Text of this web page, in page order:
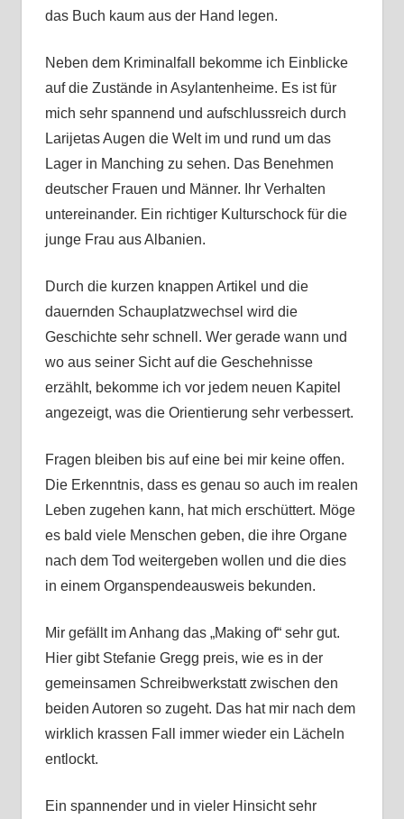
das Buch kaum aus der Hand legen.
Neben dem Kriminalfall bekomme ich Einblicke
auf die Zustände in Asylantenheime. Es ist für
mich sehr spannend und aufschlussreich durch
Larijetas Augen die Welt im und rund um das
Lager in Manching zu sehen. Das Benehmen
deutscher Frauen und Männer. Ihr Verhalten
untereinander. Ein richtiger Kulturschock für die
junge Frau aus Albanien.
Durch die kurzen knappen Artikel und die
dauernden Schauplatzwechsel wird die
Geschichte sehr schnell. Wer gerade wann und
wo aus seiner Sicht auf die Geschehnisse
erzählt, bekomme ich vor jedem neuen Kapitel
angezeigt, was die Orientierung sehr verbessert.
Fragen bleiben bis auf eine bei mir keine offen.
Die Erkenntnis, dass es genau so auch im realen
Leben zugehen kann, hat mich erschüttert. Möge
es bald viele Menschen geben, die ihre Organe
nach dem Tod weitergeben wollen und die dies
in einem Organspendeausweis bekunden.
Mir gefällt im Anhang das „Making of“ sehr gut.
Hier gibt Stefanie Gregg preis, wie es in der
gemeinsamen Schreibwerkstatt zwischen den
beiden Autoren so zugeht. Das hat mir nach dem
wirklich krassen Fall immer wieder ein Lächeln
entlockt.
Ein spannender und in vieler Hinsicht sehr